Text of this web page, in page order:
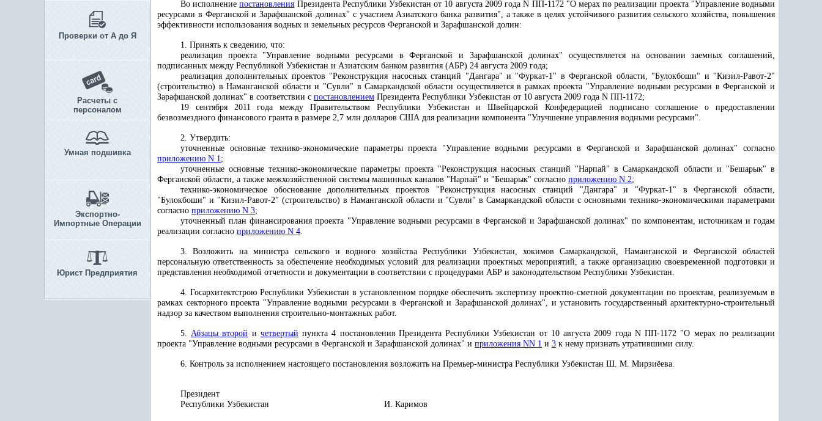
Проверки от А до Я
Расчеты с
персоналом
Умная подшивка
Экспортно-
Импортные Операции
Юрист Предприятия
Во исполнениепостановления Президента Республики Узбекистан от 10 августа 2009 года N ПП-1172 "О мерах по реализации проекта "Управление водными
ресурсами в Ферганской и Зарафшанской долинах" с участием Азиатского банка развития", а также в целях устойчивого развития сельского хозяйства, повышения
эффективности использования водных и земельных ресурсов Ферганской и Зарафшанской долин:
1. Принять к сведению, что:
реализация проекта "Управление водными ресурсами в Ферганской и Зарафшанской долинах" осуществляется на основании заемных соглашений,
подписанных между Республикой Узбекистан и Азиатским банком развития (АБР) 24 августа 2009 года;
реализация дополнительных проектов "Реконструкция насосных станций "Дангара" и "Фуркат-1" в Ферганской области, "Булокбоши" и "Кизил-Равот-2"
(строительство) в Наманганской области и "Сувли" в Самаркандской области осуществляется в рамках проекта "Управление водными ресурсами в Ферганской и
Зарафшанской долинах" в соответствии с постановлением Президента Республики Узбекистан от 10 августа 2009 года N ПП-1172;
19 сентября 2011 года между Правительством Республики Узбекистан и Швейцарской Конфедерацией подписано соглашение о предоставлении
безвозмездного финансового гранта в размере 2,7 млн долларов США для реализации компонента "Улучшение управления водными ресурсами".
2. Утвердить:
уточненные основные технико-экономические параметры проекта "Управление водными ресурсами в Ферганской и Зарафшанской долинах" согласно
приложению N 1;
уточненные основные технико-экономические параметры проекта "Реконструкция насосных станций "Нарпай" в Самаркандской области и "Бешарык" в
Ферганской области, а также межхозяйственной системы машинных каналов "Нарпай" и "Бешарык" согласно приложению N 2;
технико-экономическое обоснование дополнительных проектов "Реконструкция насосных станций "Дангара" и "Фуркат-1" в Ферганской области,
"Булокбоши" и "Кизил-Равот-2" (строительство) в Наманганской области и "Сувли" в Самаркандской области с основными технико-экономическими параметрами
согласно приложению N 3;
уточненный план финансирования проекта "Управление водными ресурсами в Ферганской и Зарафшанской долинах" по компонентам, источникам и годам
реализации согласно приложению N 4.
3. Возложить на министра сельского и водного хозяйства Республики Узбекистан, хокимов Самаркандской, Наманганской и Ферганской областей
персональную ответственность за обеспечение необходимых условий для реализации проектных мероприятий, а также организацию своевременной подготовки и
представления необходимой отчетности и документации в соответствии с процедурами АБР и законодательством Республики Узбекистан.
4. Госархитектстрою Республики Узбекистан в установленном порядке обеспечить экспертизу проектно-сметной документации по проектам, реализуемым в
рамках секторного проекта "Управление водными ресурсами в Ферганской и Зарафшанской долинах", и установить государственный архитектурно-строительный
надзор за качеством выполнения строительно-монтажных работ.
5.Абзацы второй и четвертый пункта 4 постановления Президента Республики Узбекистан от 10 августа 2009 года N ПП-1172 "О мерах по реализации
проекта "Управление водными ресурсами в Ферганской и Зарафшанской долинах" и приложения NN 1 и 3 к нему признать утратившими силу.
6. Контроль за исполнением настоящего постановления возложить на Премьер-министра Республики Узбекистан Ш. М. Мирзиёева.
Президент
Республики Узбекистан И. Каримов